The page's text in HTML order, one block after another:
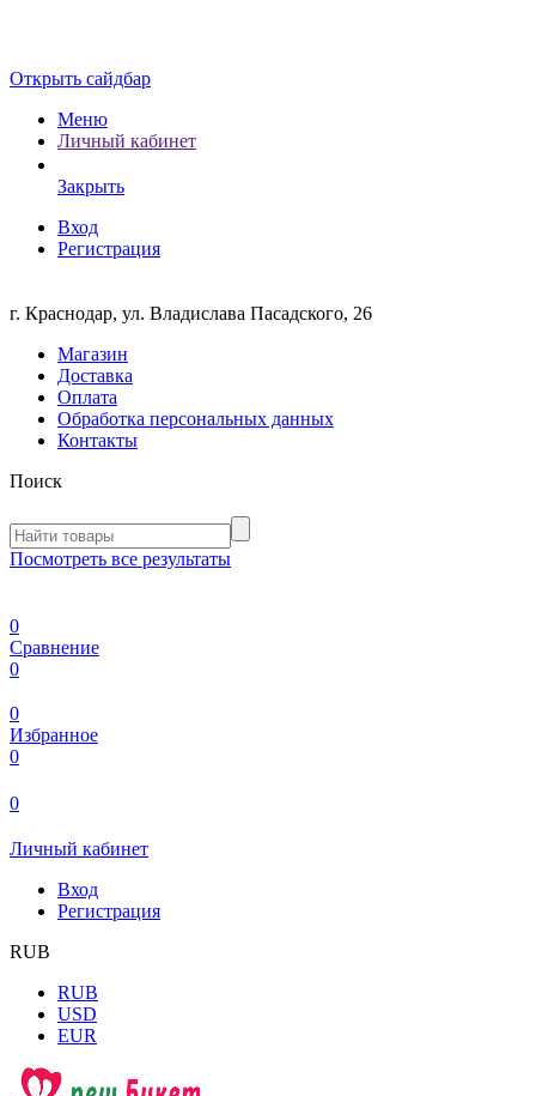
Открыть сайдбар
Меню
Личный кабинет
Закрыть
Вход
Регистрация
г. Краснодар, ул. Владислава Пасадского, 26
Магазин
Доставка
Оплата
Обработка персональных данных
Контакты
Поиск
Посмотреть все результаты
0
Сравнение
0
0
Избранное
0
0
Личный кабинет
Вход
Регистрация
RUB
RUB
USD
EUR